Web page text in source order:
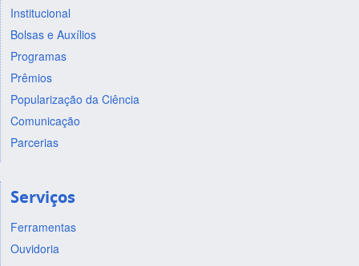
Institucional
Bolsas e Auxílios
Programas
Prêmios
Popularização da Ciência
Comunicação
Parcerias
Serviços
Ferramentas
Ouvidoria